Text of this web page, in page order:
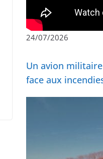
24/07/2026
Un avion
face aux